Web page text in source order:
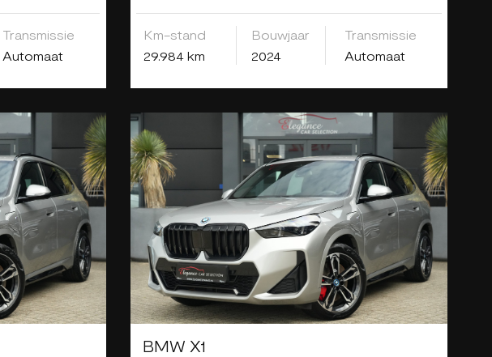
Transmissie
Automaat
Km-stand
29.984 km
Bouwjaar
2024
Transmissie
Automaat
BMW X1